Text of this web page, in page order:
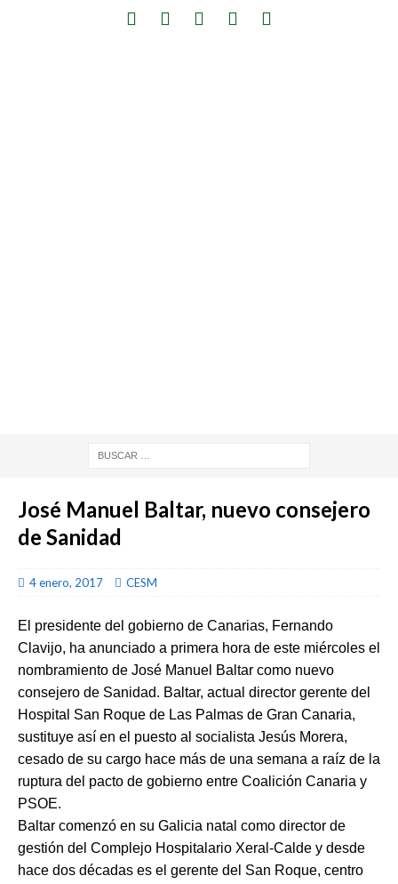
José Manuel Baltar, nuevo consejero
de Sanidad
4 enero, 2017 CESM
El presidente del gobierno de Canarias, Fernando
Clavijo, ha anunciado a primera hora de este miércoles el
nombramiento de José Manuel Baltar como nuevo
consejero de Sanidad. Baltar, actual director gerente del
Hospital San Roque de Las Palmas de Gran Canaria,
sustituye así en el puesto al socialista Jesús Morera,
cesado de su cargo hace más de una semana a raíz de la
ruptura del pacto de gobierno entre Coalición Canaria y
PSOE.
Baltar comenzó en su Galicia natal como director de
gestión del Complejo Hospitalario Xeral-Calde y desde
hace dos décadas es el gerente del San Roque, centro